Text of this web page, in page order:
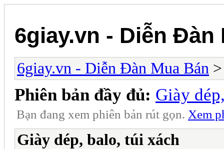
6giay.vn - Diễn Đàn
6giay.vn - Diễn Đàn Mua Bán
Phiên bản đầy đủ: Giày
Bạn đang xem phiên bản rút gọn. Xem
Giày dép, balo, túi xách